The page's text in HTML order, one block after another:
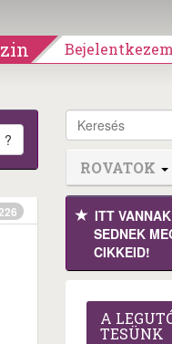
Bejelentkezem
?
ROVATOK
ITT
SEDNEK
CIKKEID!
A
TE­SÜNK